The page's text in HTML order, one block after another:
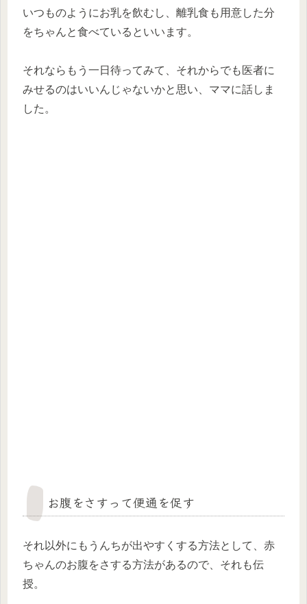
いつものようにお乳を飲むし、離乳食も用意した分
をちゃんと食べているといいます。
それならもう一日待ってみて、それからでも医者に
みせるのはいいんじゃないかと思い、ママに話しま
した。
お腹をさすって便通を促す
それ以外にもうんちが出やすくする方法として、赤
ちゃんのお腹をさする方法があるので、それも伝
授。